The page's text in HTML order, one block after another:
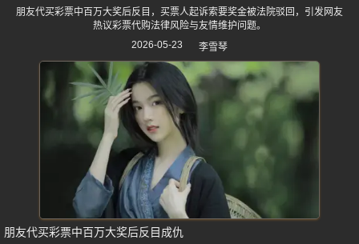
朋友代买彩票中百万大奖后反目，买票人起诉索要奖金被法院驳回，引发网友
热议彩票代购法律风险与友情维护问题。
2026-05-23
李雪琴
朋友代买彩票中百万大奖后反目成仇